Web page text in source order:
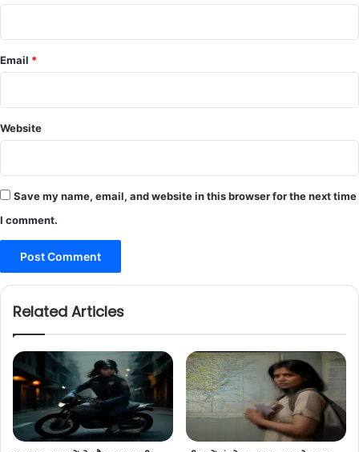
Email *
Website
Save my name, email, and website in this browser for the next time
I comment.
Related Articles